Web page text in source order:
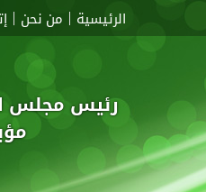
الرئيسية من نحن
رئيس مجلس